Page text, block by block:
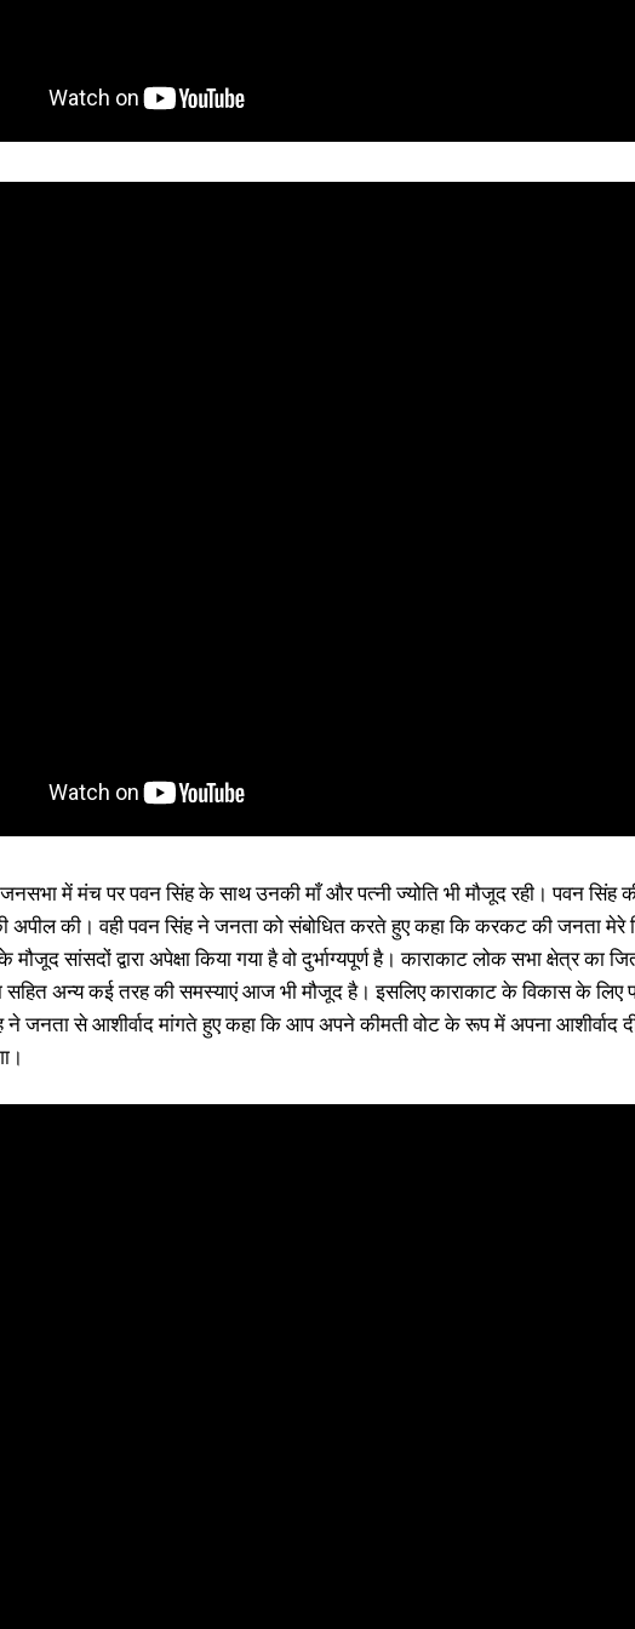
में मंच पर पवन सिंह के साथ उनकी माँ और पत्नी ज्योति भी मौजूद रही। पवन
अपील की। वही पवन सिंह ने जनता को संबोधित करते हुए कहा कि करकट की जनता मेरे
सांसदों द्वारा अपेक्षा किया गया है वो दुर्भाग्यपूर्ण है। काराकाट लोक सभा क्षेत्र का
सहित अन्य कई तरह की समस्याएं आज भी मौजूद है। इसलिए काराकाट के विकास के लिए
ने जनता से आशीर्वाद मांगते हुए कहा कि आप अपने कीमती वोट के रूप में अपना आशीर्वाद